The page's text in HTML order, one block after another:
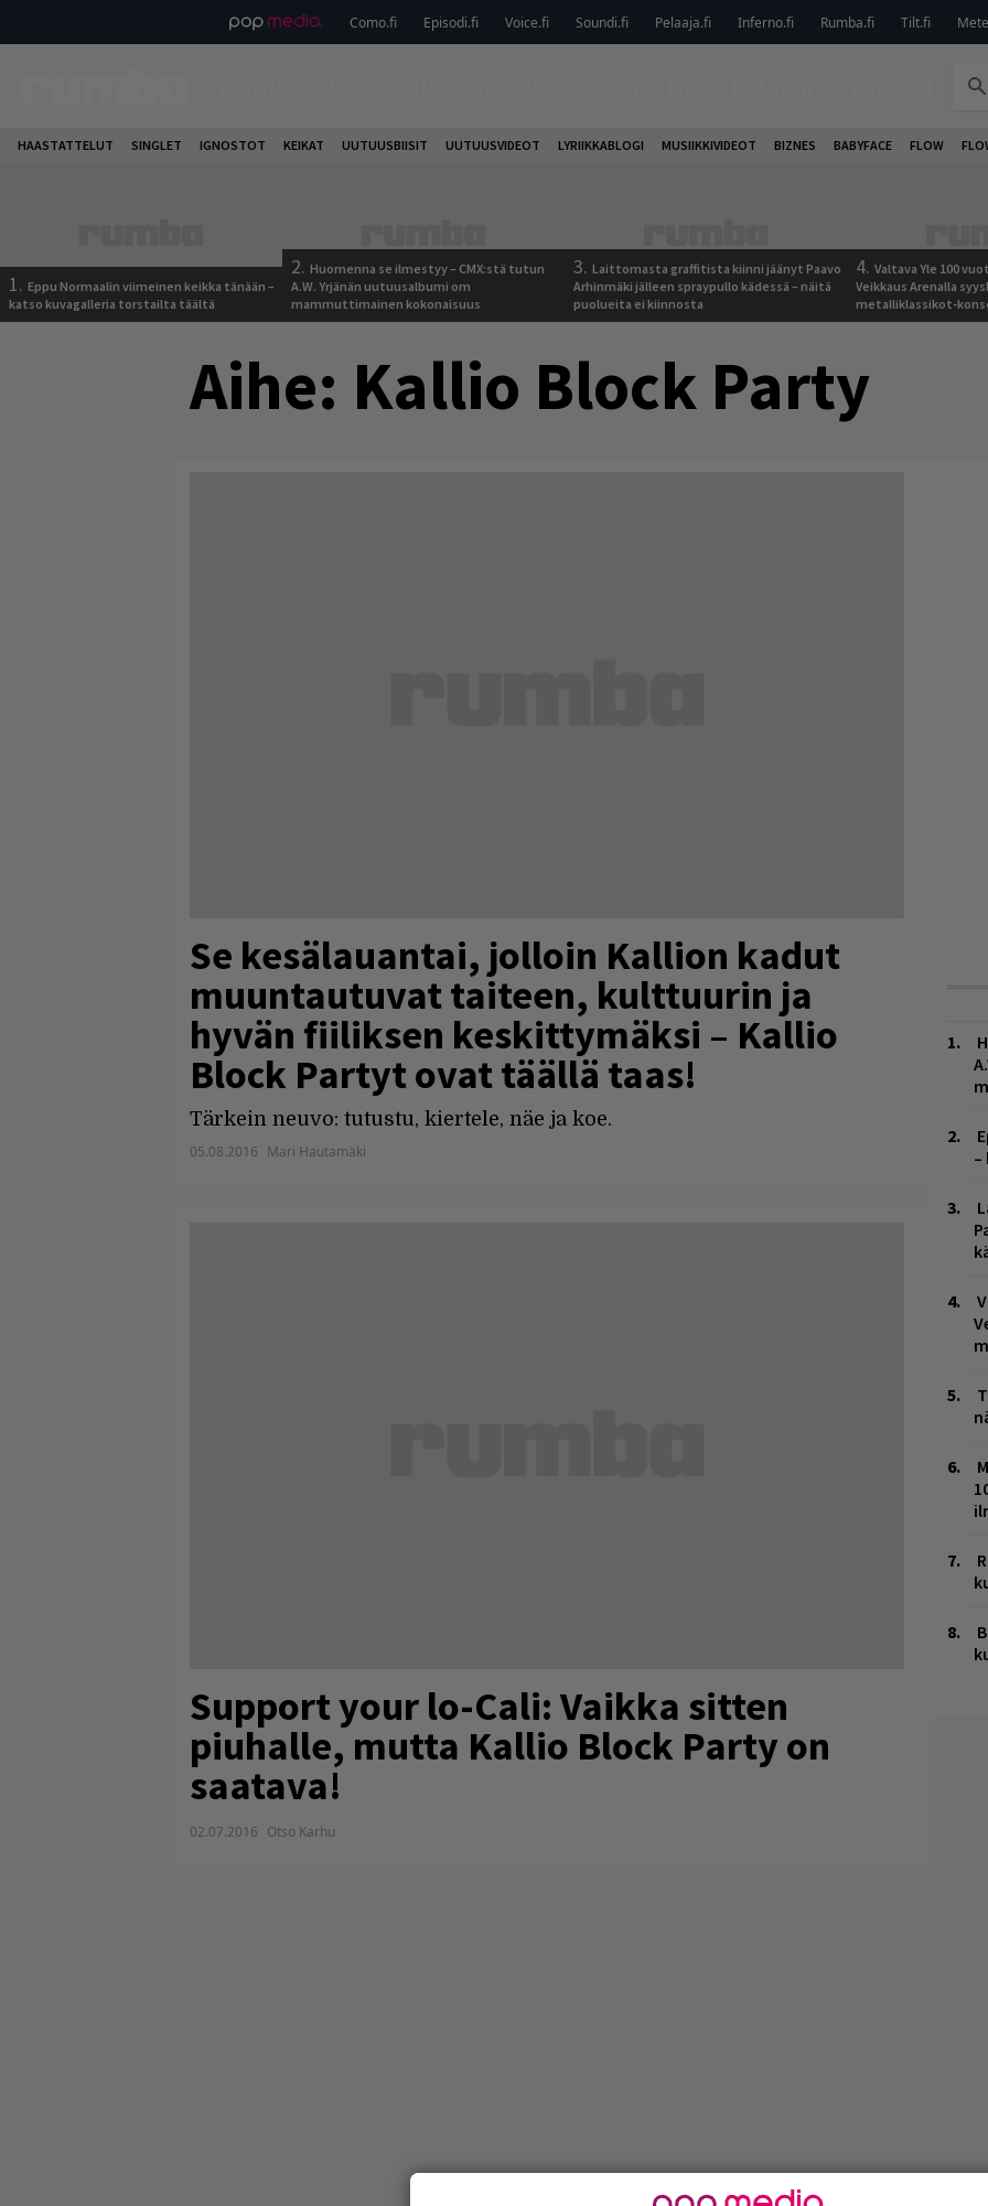
Como.fi Episodi.fi Voice.fi Soundi.fi Pelaaja.fi Inferno.fi Rumba.fi Tilt.fi
HAASTATTELUT SINGLET IGNOSTOT KEIKAT UUTUUSBIISIT UUTUUSVIDEOT LYRIIKKABLOGI MUSIIKKIVIDEOT BIZNES BABYFACE FLOW
1. Eppu Normaalin viimeinen keikka tänään –
katso kuvagalleria torstailta täältä
2. Huomenna se ilmestyy – CMX:stä tutun
A.W. Yrjänän uutuusalbumi om
mammuttimainen kokonaisuus
3. Laittomasta graffitista kiinni jäänyt Paavo
Arhinmäki jälleen spraypullo kädessä – näitä
puolueita ei kiinnosta
4. Valtava Yle 100
Veikkaus Arenalla
metalliklassikot-
Aihe: Kallio Block Party
Se kesälauantai, jolloin Kallion kadut
muuntautuvat taiteen, kulttuurin ja
hyvän fiiliksen keskittymäksi – Kallio
Block Partyt ovat täällä taas!
Tärkein neuvo: tutustu, kiertele, näe ja koe.
05.08.2016 Mari Hautamäki
Support your lo-Cali: Vaikka sitten
piuhalle, mutta Kallio Block Party on
saatava!
02.07.2016 Otso Karhu